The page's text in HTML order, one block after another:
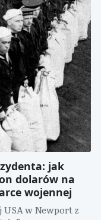
jak
dolarów na
wojennej
w Newport z